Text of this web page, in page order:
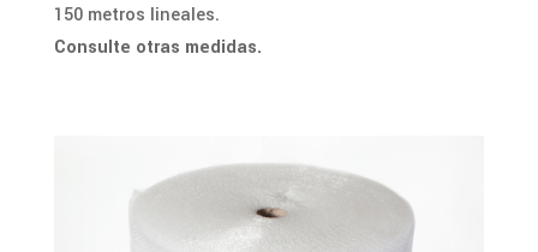
150 metros lineales.
Consulte otras medidas.